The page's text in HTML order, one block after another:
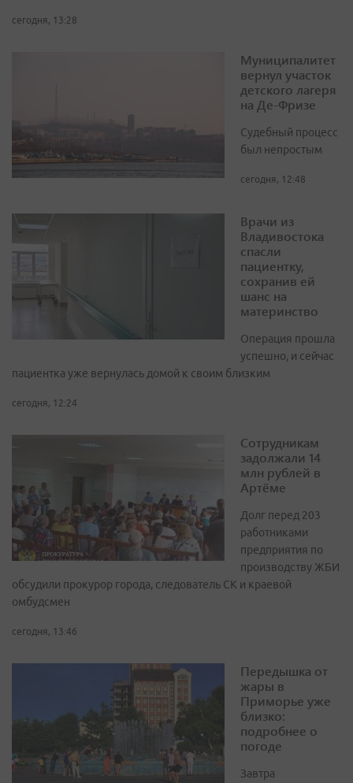
сегодня, 13:28
Муниципалитет
вернул участок
детского лагеря
на Де-Фризе
Судебный процесс
был непростым
сегодня, 12:48
Врачи из
Владивостока
спасли
пациентку,
сохранив ей
шанс на
материнство
Операция прошла
успешно, и сейчас
пациентка уже вернулась домой к своим близким
сегодня, 12:24
Сотрудникам
задолжали 14
млн рублей в
Артёме
Долг перед 203
работниками
предприятия по
производству ЖБИ
обсудили прокурор города, следователь СК и краевой
омбудсмен
сегодня, 13:46
Передышка от
жары в
Приморье уже
близко:
подробнее о
погоде
Завтра